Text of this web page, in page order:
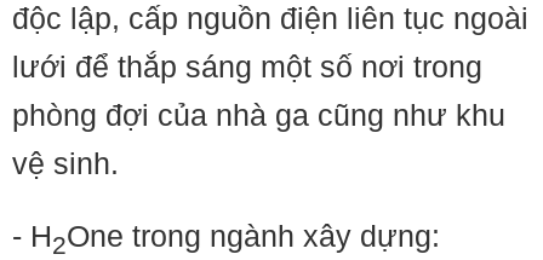
độc lập, cấp nguồn điện liên tục ngoài
lưới để thắp sáng một số nơi trong
phòng đợi của nhà ga cũng như khu
vệ sinh.
- H2One trong ngành xây dựng: